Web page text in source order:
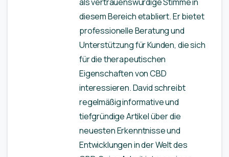
diesem Bereich etabliert. Er bietet
professionelle Beratung und
Unterstützung für Kunden, die sich
für die therapeutischen
Eigenschaften von CBD
interessieren. David schreibt
regelmäßig informative und
tiefgründige Artikel über die
neuesten Erkenntnisse und
Entwicklungen in der Welt des